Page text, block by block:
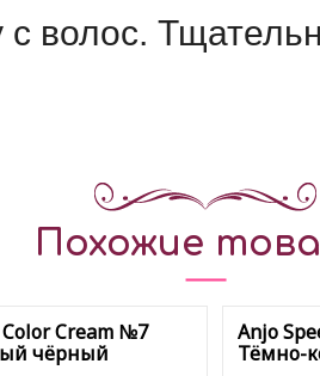
волос.
Похожие
Cream №7
чёрный
Anjo
Тёмно-